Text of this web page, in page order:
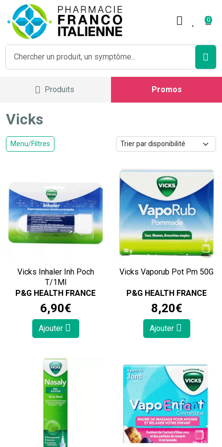
0
Produits Promos
Vicks
Menu/Filtres
Vicks Inhaler Inh Poch
T/1Ml
P&G HEALTH FRANCE
6,90€
Ajouter
Vicks Vaporub Pot Pm 50G
P&G HEALTH FRANCE
8,20€
Ajouter